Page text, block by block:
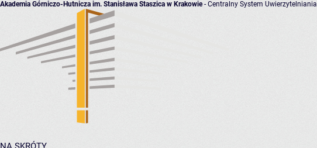
Akademia Górniczo-Hutnicza im. Stanisława Staszica w Krakowie- Centralny System Uwierzytelniania